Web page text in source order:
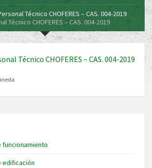
Técnico CHOFERES – CAS. 004-2019
Técnico CHOFERES – CAS. 004-2019
Técnico CHOFERES – CAS. 004-2019
funcionamiento
edificación